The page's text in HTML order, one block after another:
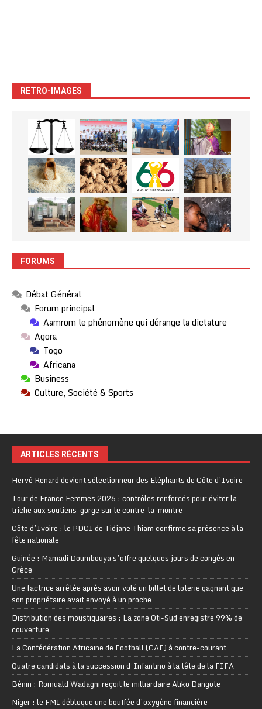
RETRO-IMAGES
FORUMS
Débat Général
Forum principal
Aamrom le phénomène qui dérange la dictature
Agora
Togo
Africana
Business
Culture, Société & Sports
ARTICLES RÉCENTS
Hervé Renard devient sélectionneur des Eléphants de Côte d’Ivoire
Tour de France Femmes 2026 : contrôles renforcés pour éviter la
triche aux soutiens-gorge sur le contre-la-montre
Côte d’Ivoire : le PDCI de Tidjane Thiam confirme sa présence à la
fête nationale
Guinée : Mamadi Doumbouya s’offre quelques jours de congés en
Grèce
Une factrice arrêtée après avoir volé un billet de loterie gagnant que
son propriétaire avait envoyé à un proche
Distribution des moustiquaires : La zone Oti-Sud enregistre 99% de
couverture
La Confédération Africaine de Football (CAF) à contre-courant
Quatre candidats à la succession d’Infantino à la tête de la FIFA
Bénin : Romuald Wadagni reçoit le milliardaire Aliko Dangote
Niger : le FMI débloque une bouffée d’oxygène financière